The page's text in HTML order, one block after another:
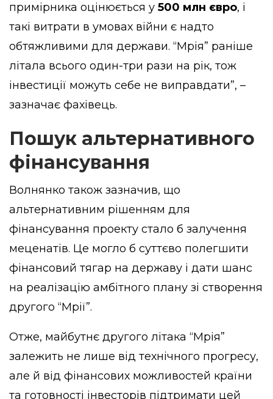
примірника оцінюється у 500 млн євро, і
такі витрати в умовах війни є надто
обтяжливими для держави. “Мрія” раніше
літала всього один-три рази на рік, тож
інвестиції можуть себе не виправдати”, –
зазначає фахівець.
Пошук альтернативного
фінансування
Волнянко також зазначив, що
альтернативним рішенням для
фінансування проекту стало б залучення
меценатів. Це могло б суттєво полегшити
фінансовий тягар на державу і дати шанс
на реалізацію амбітного плану зі створення
другого “Мрії”.
Отже, майбутнє другого літака “Мрія”
залежить не лише від технічного прогресу,
але й від фінансових можливостей країни
та готовності інвесторів підтримати цей